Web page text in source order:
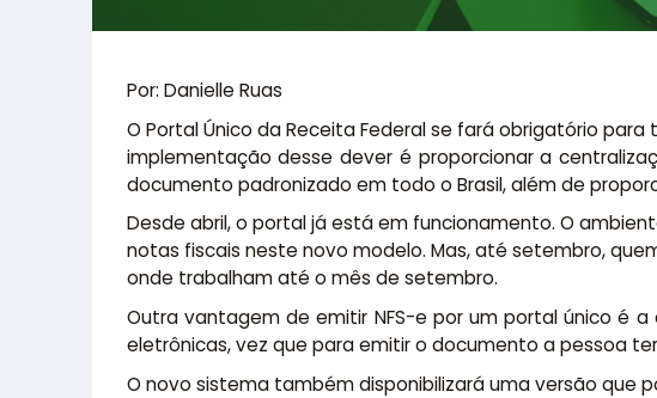
Por: Danielle Ruas
O Portal Único da Receita Federal se fará obrigatório
implementação desse dever é proporcionar a
documento padronizado em todo o Brasil, além de
Desde abril, o portal já está em funcionamento. O
notas fiscais neste novo modelo. Mas, até setembro,
onde trabalham até o mês de setembro.
Outra vantagem de emitir NFS-e por um portal único é
eletrônicas, vez que para emitir o documento a pessoa
O novo sistema também disponibilizará uma versão que